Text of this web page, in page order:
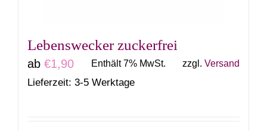
werden
Lebenswecker zuckerfrei
ab €1,90 Enthält 7% MwSt. zzgl. Versand
Lieferzeit: 3-5 Werktage